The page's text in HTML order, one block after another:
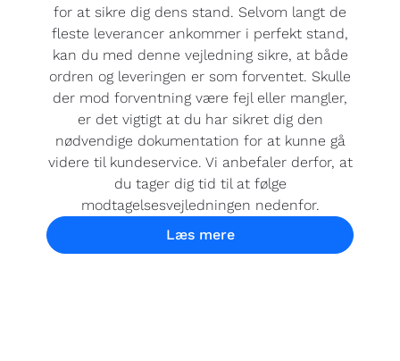
for at sikre dig dens stand. Selvom langt de
fleste leverancer ankommer i perfekt stand,
kan du med denne vejledning sikre, at både
ordren og leveringen er som forventet. Skulle
der mod forventning være fejl eller mangler,
er det vigtigt at du har sikret dig den
nødvendige dokumentation for at kunne gå
videre til kundeservice. Vi anbefaler derfor, at
du tager dig tid til at følge
modtagelsesvejledningen nedenfor.
Læs mere